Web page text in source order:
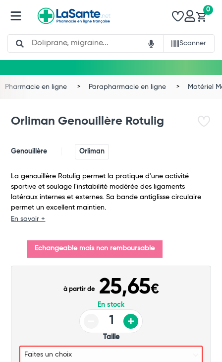
Search
Scanner
0
Total
Pharmacie en ligne Parapharmacie en ligne Matériel
Orliman Genouillère Rotulig
Genouillère Orliman
La genouillère Rotulig permet la pratique d'une activité
sportive et soulage l'instabilité modérée des ligaments
latéraux internes et externes. Sa bande antiglisse circulaire
permet un excellent maintien.
En savoir +
Echangeable mais non remboursable
à partir de 25,65€
En stock
Taille